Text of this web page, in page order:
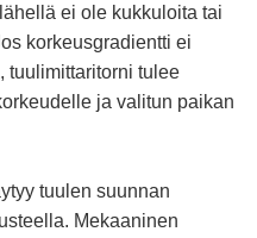
ei ole kukkuloita tai
korkeusgradientti ei
tuulimittaritorni tulee
ja valitun paikan
tuulen suunnan
Mekaaninen